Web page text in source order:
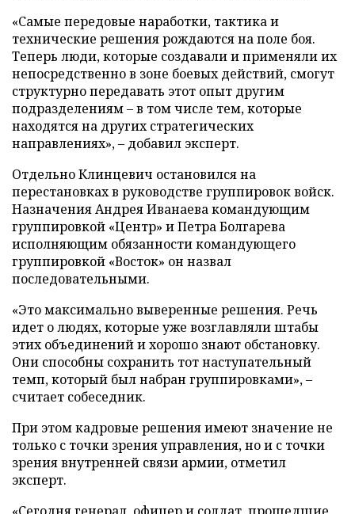
«Самые передовые наработки, тактика и
технические решения рождаются на поле боя.
Теперь люди, которые создавали и применяли их
непосредственно в зоне боевых действий, смогут
структурно передавать этот опыт другим
подразделениям – в том числе тем, которые
находятся на других стратегических
направлениях», – добавил эксперт.
Отдельно Клинцевич остановился на
перестановках в руководстве группировок войск.
Назначения Андрея Иванаева командующим
группировкой «Центр» и Петра Болгарева
исполняющим обязанности командующего
группировкой «Восток» он назвал
последовательными.
«Это максимально выверенные решения. Речь
идет о людях, которые уже возглавляли штабы
этих объединений и хорошо знают обстановку.
Они способны сохранить тот наступательный
темп, который был набран группировками», –
считает собеседник.
При этом кадровые решения имеют значение не
только с точки зрения управления, но и с точки
зрения внутренней связи армии, отметил
эксперт.